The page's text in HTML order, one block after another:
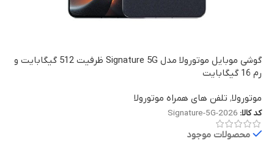
گوشی موبایل موتورولا مدل Signature 5G ظرفیت 512 گیگابایت و
رم 16 گیگابایت
موتورولا, تلفن های همراه موتورولا
کد کالا: Signature-5G-2026
محصولات موجود